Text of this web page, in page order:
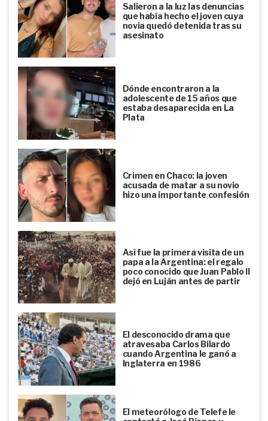
Salieron a la luz las denuncias
que había hecho el joven cuya
novia quedó detenida tras su
asesinato
Dónde encontraron a la
adolescente de 15 años que
estaba desaparecida en La
Plata
Crimen en Chaco: la joven
acusada de matar a su novio
hizo una importante confesión
Así fue la primera visita de un
papa a la Argentina: el regalo
poco conocido que Juan Pablo II
dejó en Luján antes de partir
El desconocido drama que
atravesaba Carlos Bilardo
cuando Argentina le ganó a
Inglaterra en 1986
El meteorólogo de Telefe le